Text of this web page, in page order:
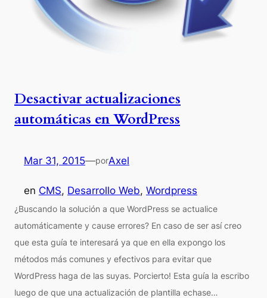
Desactivar actualizaciones
automáticas en WordPress
Mar 31, 2015—porAxel
en CMS, Desarrollo Web, Wordpress
¿Buscando la solución a que WordPress se actualice
automáticamente y cause errores? En caso de ser así creo
que esta guía te interesará ya que en ella expongo los
métodos más comunes y efectivos para evitar que
WordPress haga de las suyas. Porcierto! Esta guía la escribo
luego de que una actualización de plantilla echase…